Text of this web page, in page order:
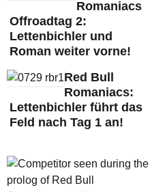
Romaniacs
Offroadtag 2:
Lettenbichler und
Roman weiter vorne!
Red Bull
Romaniacs:
Lettenbichler führt das
Feld nach Tag 1 an!